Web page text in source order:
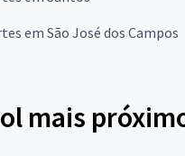
em São José dos Campos
mais